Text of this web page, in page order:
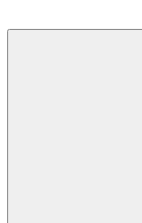
Wo die (Country-)